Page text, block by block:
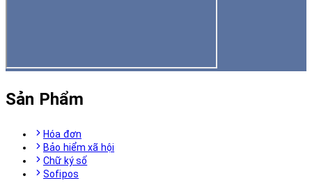
Sản Phẩm
Hóa đơn
Bảo hiểm xã hội
Chữ ký số
Sofipos